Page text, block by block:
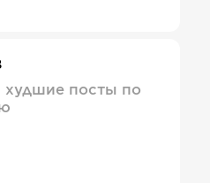
худшие посты по